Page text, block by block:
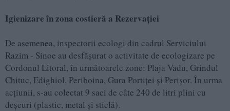
Igienizare în zona costieră a Rezervației
De asemenea, inspectorii ecologi din cadrul Serviciului
Razim - Sinoe au desfășurat o activitate de ecologizare pe
Cordonul Litoral, în următoarele zone: Plaja Vadu, Grindul
Chituc, Edighiol, Periboina, Gura Portiței și Perișor. În urma
acțiunii, s-au colectat 9 saci de câte 240 de litri plini cu
deșeuri (plastic, metal și sticlă).